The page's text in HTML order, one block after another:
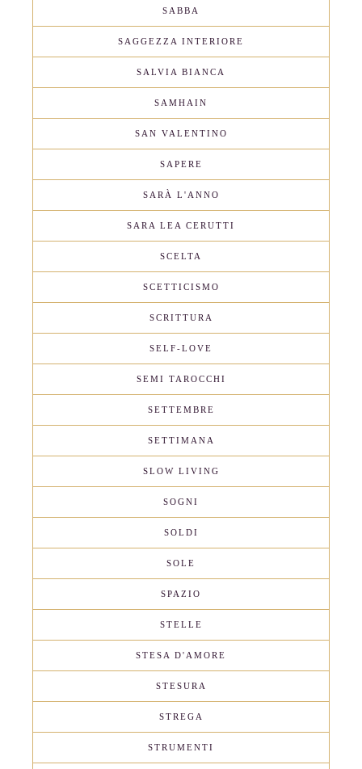
SABBA
SAGGEZZA INTERIORE
SALVIA BIANCA
SAMHAIN
SAN VALENTINO
SAPERE
SARÀ L'ANNO
SARA LEA CERUTTI
SCELTA
SCETTICISMO
SCRITTURA
SELF-LOVE
SEMI TAROCCHI
SETTEMBRE
SETTIMANA
SLOW LIVING
SOGNI
SOLDI
SOLE
SPAZIO
STELLE
STESA D'AMORE
STESURA
STREGA
STRUMENTI